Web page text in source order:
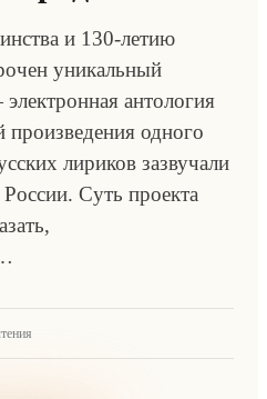
и 130-летию
уникальный
антология
произведения одного
лириков зазвучали
Суть проекта